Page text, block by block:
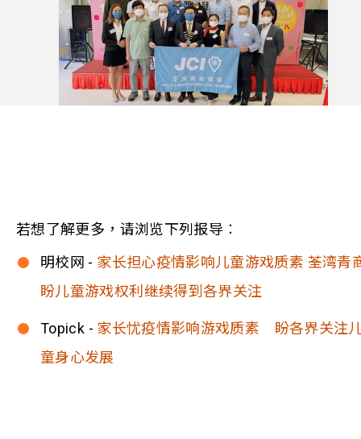
若想了解更多，请浏览下列报导︰
明校网 - 家长担心疫情影响儿童游戏质素 荃湾青
盼儿童游戏权利继续得到各界关注
Topick - 家长忧疫情影响游戏质素 盼各界关注
童身心发展